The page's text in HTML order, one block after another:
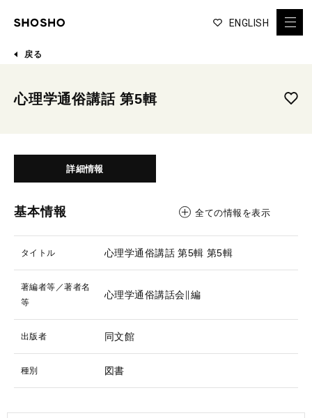
ENGLISH
戻る
心理学通俗講話 第5輯
詳細情報
基本情報 全ての情報を表示
タイトル 心理学通俗講話 第5輯 第5輯
著編者等／著者名
等
心理学通俗講話会∥編
出版者 同文館
種別 図書